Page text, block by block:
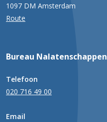
1097 DM Amsterdam
Route
Bureau Nalatenschappen
Telefoon
020 716 49 00
Email